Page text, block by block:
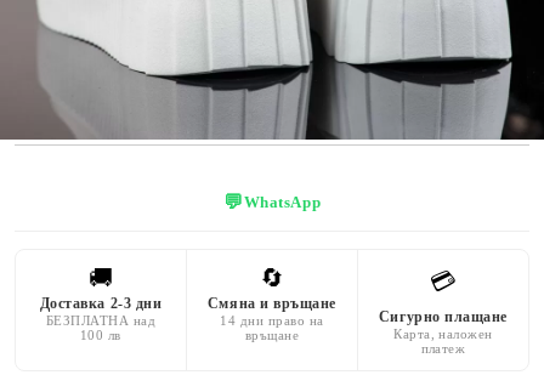
черен
МАТЕРИАЛ
Екологична
кожа
ПОДМЕТКАТА
4 CM
💬WhatsApp
🚚
Доставка 2-3 дни
БЕЗПЛАТНА над
100 лв
🔄
Смяна и връщане
14 дни право на
връщане
💳
Сигурно плащане
Карта, наложен
платеж